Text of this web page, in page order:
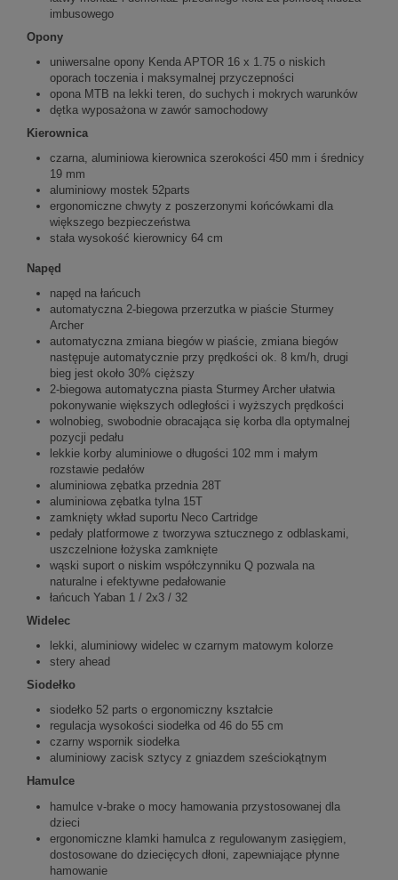
imbusowego
Opony
uniwersalne opony Kenda APTOR 16 x 1.75 o niskich
oporach toczenia i maksymalnej przyczepności
opona MTB na lekki teren, do suchych i mokrych warunków
dętka wyposażona w zawór samochodowy
Kierownica
czarna, aluminiowa kierownica szerokości 450 mm i średnicy
19 mm
aluminiowy mostek 52parts
ergonomiczne chwyty z poszerzonymi końcówkami dla
większego bezpieczeństwa
stała wysokość kierownicy 64 cm
Napęd
napęd na łańcuch
automatyczna 2-biegowa przerzutka w piaście Sturmey
Archer
automatyczna zmiana biegów w piaście, zmiana biegów
następuje automatycznie przy prędkości ok. 8 km/h, drugi
bieg jest około 30% cięższy
2-biegowa automatyczna piasta Sturmey Archer ułatwia
pokonywanie większych odległości i wyższych prędkości
wolnobieg, swobodnie obracająca się korba dla optymalnej
pozycji pedału
lekkie korby aluminiowe o długości 102 mm i małym
rozstawie pedałów
aluminiowa zębatka przednia 28T
aluminiowa zębatka tylna 15T
zamknięty wkład suportu Neco Cartridge
pedały platformowe z tworzywa sztucznego z odblaskami,
uszczelnione łożyska zamknięte
wąski suport o niskim współczynniku Q pozwala na
naturalne i efektywne pedałowanie
łańcuch Yaban 1 / 2x3 / 32
Widelec
lekki, aluminiowy widelec w czarnym matowym kolorze
stery ahead
Siodełko
siodełko 52 parts o ergonomiczny kształcie
regulacja wysokości siodełka od 46 do 55 cm
czarny wspornik siodełka
aluminiowy zacisk sztycy z gniazdem sześciokątnym
Hamulce
hamulce v-brake o mocy hamowania przystosowanej dla
dzieci
ergonomiczne klamki hamulca z regulowanym zasięgiem,
dostosowane do dziecięcych dłoni, zapewniające płynne
hamowanie